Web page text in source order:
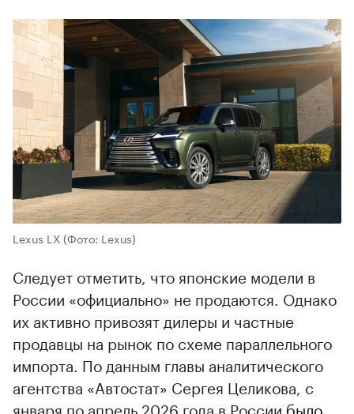
Lexus LX(Фото: Lexus)
Следует отметить, что японские модели в
России «официально» не продаются. Однако
их активно привозят дилеры и частные
продавцы на рынок по схеме параллельного
импорта. По данным главы аналитического
агентства «Автостат» Сергея Целикова, с
января по апрель 2026 года в России было